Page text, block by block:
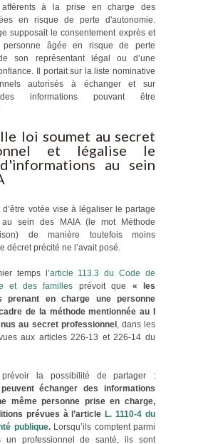
afférents à la prise en charge des
en risque de perte d'autonomie.
supposait le consentement exprès et
âgée en risque de perte
son représentant légal ou d’une
Il portait sur la liste nominative
autorisés à échanger et sur
des informations pouvant être
loi soumet au secret
et légalise le
au sein
votée vise à légaliser le partage
au sein des MAIA (le mot Méthode
de manière toutefois moins
décret précité ne l’avait posé.
temps l’article 113.3 du Code de
et des familles prévoit que « les
prenant en charge une personne
de la méthode mentionnée au I
au secret professionnel , dans les
aux articles 226-13 et 226-14 du
prévoir la possibilité de partager :
peuvent échanger des informations
même personne prise en charge,
prévues à l’article L. 1110-4 du
publique.Lorsqu’ils comptent parmi
un professionnel de santé, ils sont